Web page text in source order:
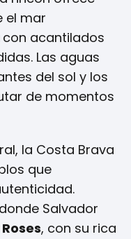
el mar
acantilados
Las aguas
del sol y los
de momentos
la Costa Brava
que
Salvador
Roses, con su rica